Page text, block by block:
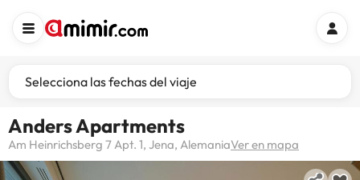
Selecciona las fechas del viaje
Anders Apartments
Am Heinrichsberg 7 Apt. 1, Jena, AlemaniaVer en mapa